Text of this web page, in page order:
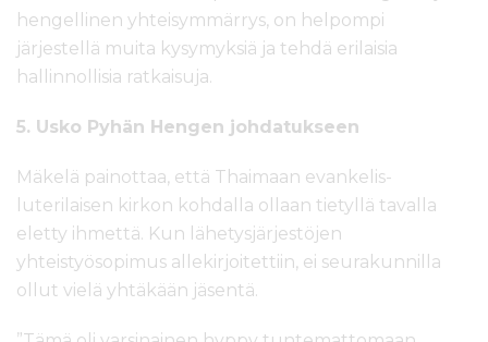
hengellinen yhteisymmärrys, on helpompi
järjestellä muita kysymyksiä ja tehdä erilaisia
hallinnollisia ratkaisuja.
5. Usko Pyhän Hengen johdatukseen
Mäkelä painottaa, että Thaimaan evankelis-
luterilaisen kirkon kohdalla ollaan tietyllä tavalla
eletty ihmettä. Kun lähetysjärjestöjen
yhteistyösopimus allekirjoitettiin, ei seurakunnilla
ollut vielä yhtäkään jäsentä.